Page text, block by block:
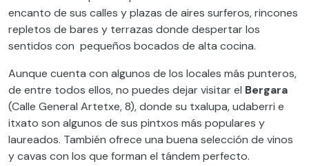
encanto de sus calles y plazas de aires surferos, rincones
repletos de bares y terrazas donde despertar los
sentidos con pequeños bocados de alta cocina.
Aunque cuenta con algunos de los locales más punteros,
de entre todos ellos, no puedes dejar visitar el Bergara
(Calle General Artetxe, 8), donde su txalupa, udaberri e
itxato son algunos de sus pintxos más populares y
laureados. También ofrece una buena selección de vinos
y cavas con los que forman el tándem perfecto.